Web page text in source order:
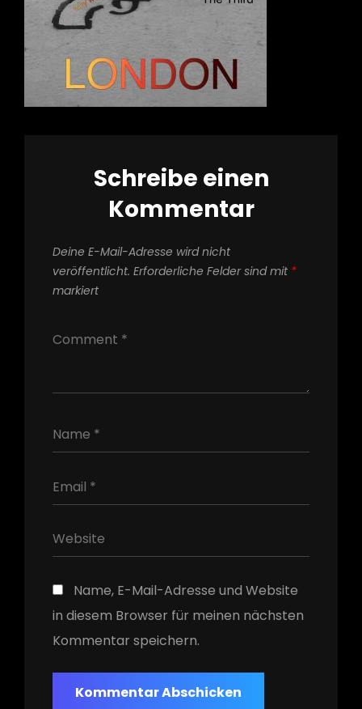
Schreibe einen
Kommentar
Deine E-Mail-Adresse wird nicht
veröffentlicht. Erforderliche Felder sind mit *
markiert
Name, E-Mail-Adresse und Website
in diesem Browser für meinen nächsten
Kommentar speichern.